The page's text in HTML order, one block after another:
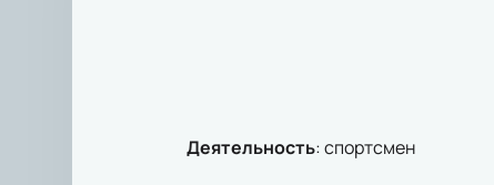
Деятельность:спортсмен